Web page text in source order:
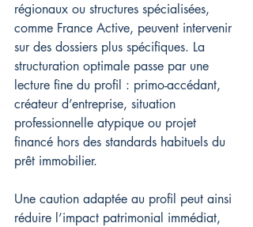
régionaux ou structures spécialisées,
comme France Active, peuvent intervenir
sur des dossiers plus spécifiques. La
structuration optimale passe par une
lecture fine du profil : primo-accédant,
créateur d’entreprise, situation
professionnelle atypique ou projet
financé hors des standards habituels du
prêt immobilier.
Une caution adaptée au profil peut ainsi
réduire l’impact patrimonial immédiat,